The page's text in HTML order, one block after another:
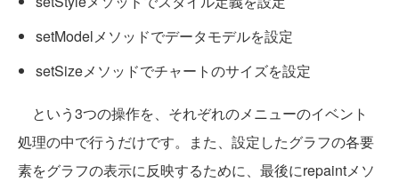
setModelメソッドでデータモデルを設定
setSizeメソッドでチャートのサイズを設定
という3つの操作を、それぞれのメニューのイベント
処理の中で行うだけです。また、設定したグラフの各要
素をグラフの表示に反映するために、最後にrepaintメソ